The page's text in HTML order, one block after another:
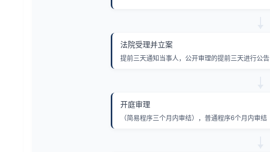
法院受理并立案
提前三天通知当事人，公开审理的提前三天进行公告
开庭审理
（简易程序三个月内审结），普通程序6个月内审结